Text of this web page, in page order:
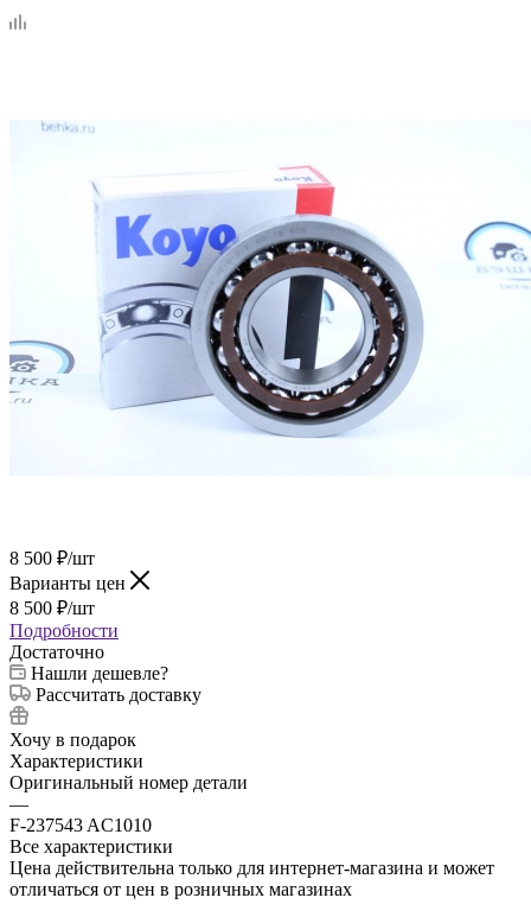
8 500 ₽/шт
Варианты цен
8 500 ₽/шт
Подробности
Достаточно
Нашли дешевле?
Рассчитать доставку
Хочу в подарок
Характеристики
Оригинальный номер детали
—
F-237543 AC1010
Все характеристики
Цена действительна только для интернет-магазина и может
отличаться от цен в розничных магазинах